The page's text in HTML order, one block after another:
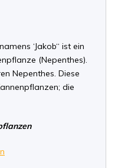
‘Jakob“ ist ein
(Nepenthes).
Nepenthes. Diese
die